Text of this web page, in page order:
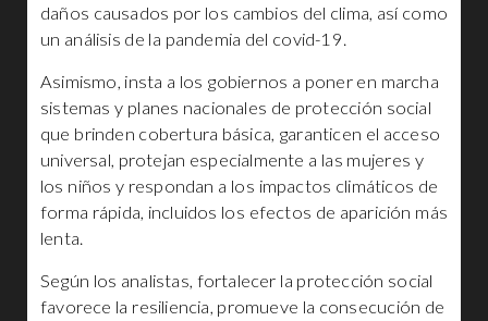
daños causados por los cambios del clima, así como
un análisis de la pandemia del covid-19.
Asimismo, insta a los gobiernos a poner en marcha
sistemas y planes nacionales de protección social
que brinden cobertura básica, garanticen el acceso
universal, protejan especialmente a las mujeres y
los niños y respondan a los impactos climáticos de
forma rápida, incluidos los efectos de aparición más
lenta.
Según los analistas, fortalecer la protección social
favorece la resiliencia, promueve la consecución de